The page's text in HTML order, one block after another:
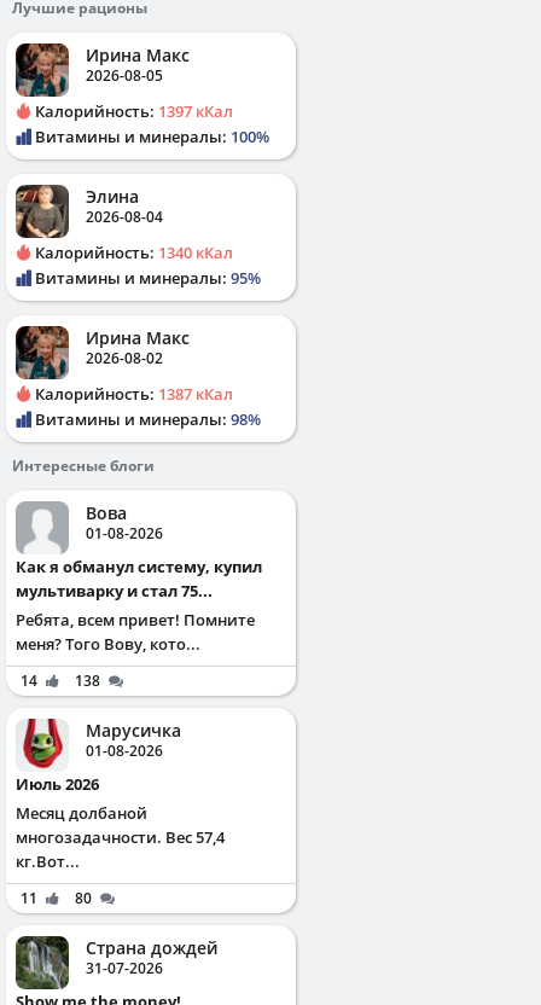
Лучшие рационы
Ирина Макс
2026-08-05
Калорийность: 1397 кКал
Витамины и минералы: 100%
Элина
2026-08-04
Калорийность: 1340 кКал
Витамины и минералы: 95%
Ирина Макс
2026-08-02
Калорийность: 1387 кКал
Витамины и минералы: 98%
Интересные блоги
Вова
01-08-2026
Как я обманул систему, купил
мультиварку и стал 75...
Ребята, всем привет! Помните
меня? Того Вову, кото...
14 138
Марусичка
01-08-2026
Июль 2026
Месяц долбаной
многозадачности. Вес 57,4
кг.Вот...
11 80
Страна дождей
31-07-2026